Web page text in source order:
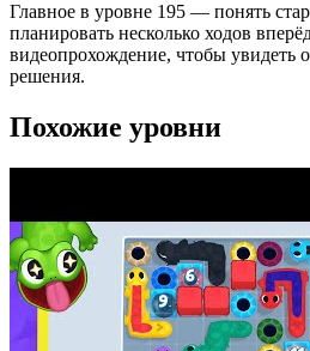
Главное в уровне 195 — понять
планировать несколько ходов
видеопрохождение, чтобы увидеть
решения.
Похожие уровни